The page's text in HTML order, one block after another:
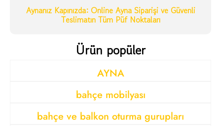
Aynanız Kapınızda: Online Ayna Siparişi ve Güvenli
Teslimatın Tüm Püf Noktaları
Ürün popüler
AYNA
bahçe mobilyası
bahçe ve balkon oturma gurupları